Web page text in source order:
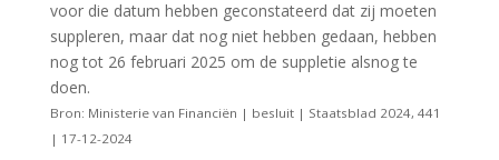
voor die datum hebben geconstateerd dat zij moeten
suppleren, maar dat nog niet hebben gedaan, hebben
nog tot 26 februari 2025 om de suppletie alsnog te
doen.
Bron: Ministerie van Financiën | besluit | Staatsblad 2024, 441
| 17-12-2024